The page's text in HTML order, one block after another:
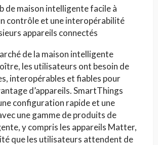
de maison intelligente facile à
contrôle et une interopérabilité
appareils connectés
de la maison intelligente
les utilisateurs ont besoin de
interopérables et fiables pour
d’appareils. SmartThings
configuration rapide et une
une gamme de produits de
y compris les appareils Matter,
que les utilisateurs attendent de